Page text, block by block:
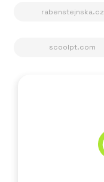
rabenstejnska.cz
scoolpt.com